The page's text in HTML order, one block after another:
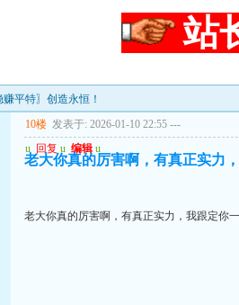
站
平特〗创造永恒！
10楼 发表于: 2026-01-10 22:55 ---
u 回复 u 编辑 u
老大你真的厉害啊，有真正实力
老大你真的厉害啊，有真正实力，我跟定你